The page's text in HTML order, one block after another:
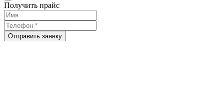
Получить прайс
Отправить заявку